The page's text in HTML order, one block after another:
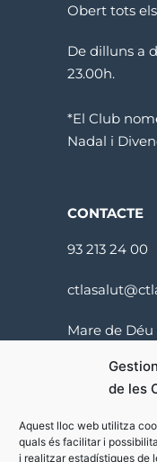
de les
Aquest lloc web utilitza
quals és facilitar i
i realitzar estadístiques de
Obert tots
De dilluns a
23.00h.
*El Club
Nadal i
CONTACTE
93 213 24 00
Mare de